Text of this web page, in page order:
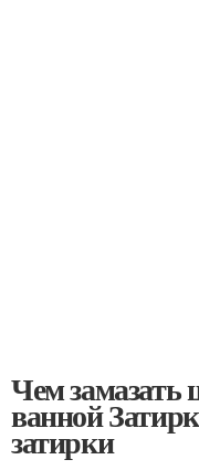
Чем
ванной
затирки